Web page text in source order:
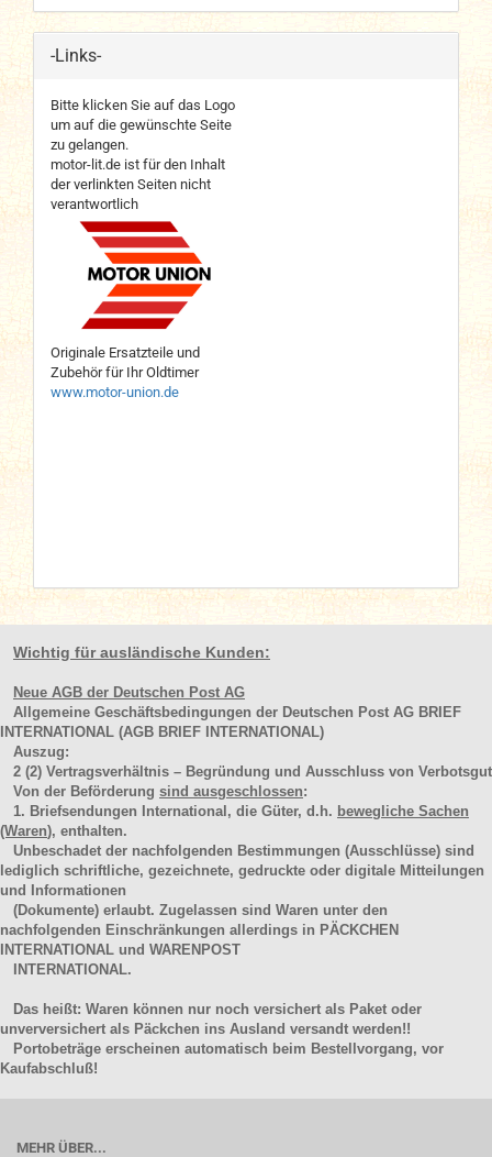
-Links-
Bitte klicken Sie auf das Logo
um auf die gewünschte Seite
zu gelangen.
motor-lit.de ist für den Inhalt
der verlinkten Seiten nicht
verantwortlich
Originale Ersatzteile und
Zubehör für Ihr Oldtimer
www.motor-union.de
Wichtig für ausländische Kunden:
Neue AGB der Deutschen Post AG
Allgemeine Geschäftsbedingungen der Deutschen Post AG BRIEF
INTERNATIONAL (AGB BRIEF INTERNATIONAL)
Auszug:
2 (2) Vertragsverhältnis – Begründung und Ausschluss von Verbotsgut
Von der Beförderung sind ausgeschlossen:
1. Briefsendungen International, die Güter, d.h. bewegliche Sachen
(Waren), enthalten.
Unbeschadet der nachfolgenden Bestimmungen (Ausschlüsse) sind
lediglich schriftliche, gezeichnete, gedruckte oder digitale Mitteilungen
und Informationen
(Dokumente) erlaubt. Zugelassen sind Waren unter den
nachfolgenden Einschränkungen allerdings in PÄCKCHEN
INTERNATIONAL und WARENPOST
INTERNATIONAL.
Das heißt: Waren können nur noch versichert als Paket oder
unverversichert als Päckchen ins Ausland versandt werden!!
Portobeträge erscheinen automatisch beim Bestellvorgang, vor
Kaufabschluß!
MEHR ÜBER...